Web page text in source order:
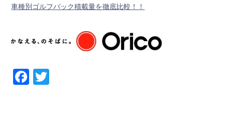
車種別ゴルフバック積載量を徹底比較！！
Facebook